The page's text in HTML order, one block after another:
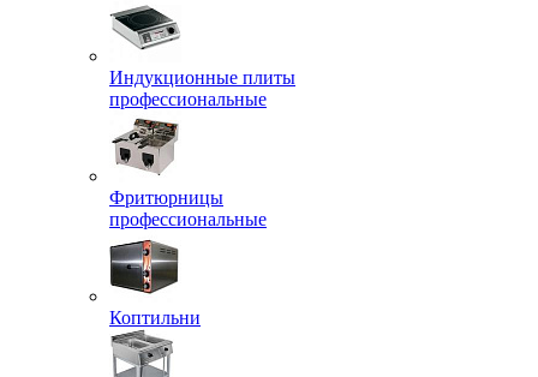
Индукционные плиты
профессиональные
Фритюрницы
профессиональные
Коптильни